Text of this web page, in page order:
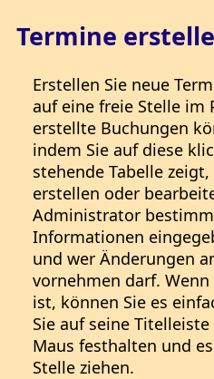
Termine
Erstellen Sie neue
auf eine freie Stelle im
erstellte Buchungen
indem Sie auf diese
stehende Tabelle
erstellen oder
Administrator
Informationen
und wer Änderungen
vornehmen darf.
ist, können Sie es
Sie auf seine
Maus festhalten und
Stelle ziehen.